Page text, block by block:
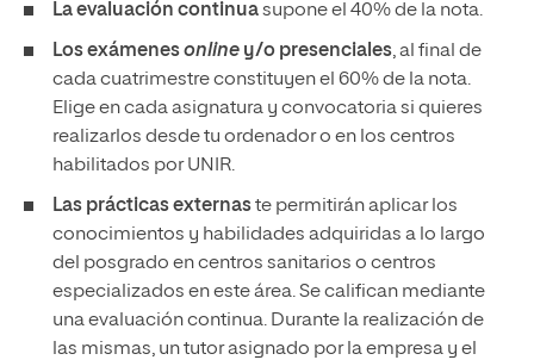
La evaluación continuasupone el 40% de la nota.
Los exámenesonline y/o presenciales, al final de
cada cuatrimestre constituyen el 60% de la nota.
Elige en cada asignatura y convocatoria si quieres
realizarlos desde tu ordenador o en los centros
habilitados por UNIR.
Las prácticas externaste permitirán aplicar los
conocimientos y habilidades adquiridas a lo largo
del posgrado en centros sanitarios o centros
especializados en este área. Se califican mediante
una evaluación continua. Durante la realización de
las mismas, un tutor asignado por la empresa y el